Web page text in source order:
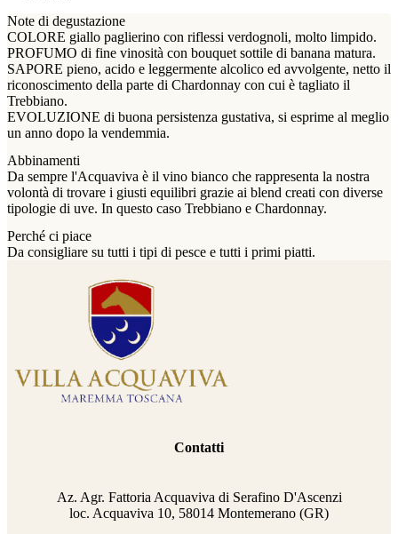
Note di degustazione
COLORE giallo paglierino con riflessi verdognoli, molto limpido.
PROFUMO di fine vinosità con bouquet sottile di banana matura.
SAPORE pieno, acido e leggermente alcolico ed avvolgente, netto il
riconoscimento della parte di Chardonnay con cui è tagliato il
Trebbiano.
EVOLUZIONE di buona persistenza gustativa, si esprime al meglio
un anno dopo la vendemmia.
Abbinamenti
Da sempre l'Acquaviva è il vino bianco che rappresenta la nostra
volontà di trovare i giusti equilibri grazie ai blend creati con diverse
tipologie di uve. In questo caso Trebbiano e Chardonnay.
Perché ci piace
Da consigliare su tutti i tipi di pesce e tutti i primi piatti.
Contatti
Az. Agr. Fattoria Acquaviva di Serafino D'Ascenzi
loc. Acquaviva 10, 58014 Montemerano (GR)